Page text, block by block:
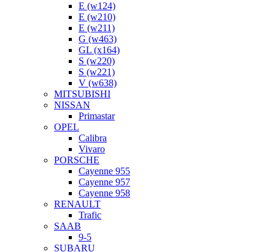
E (w124)
E (w210)
E (w211)
G (w463)
GL (x164)
S (w220)
S (w221)
V (w638)
MITSUBISHI
NISSAN
Primastar
OPEL
Calibra
Vivaro
PORSCHE
Cayenne 955
Cayenne 957
Cayenne 958
RENAULT
Trafic
SAAB
9-5
SUBARU